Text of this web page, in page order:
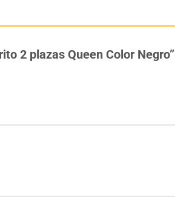
2 plazas Queen Color Negro”